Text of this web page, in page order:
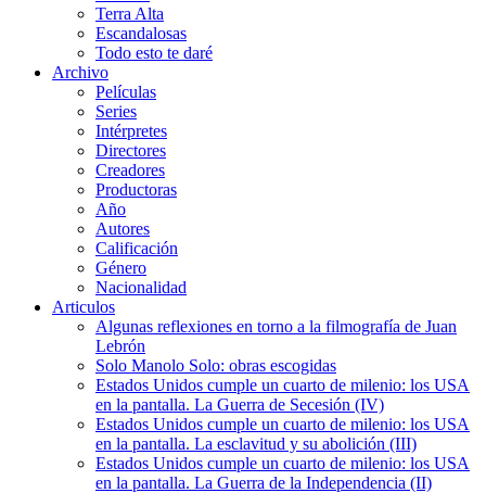
Terra Alta
Escandalosas
Todo esto te daré
Archivo
Películas
Series
Intérpretes
Directores
Creadores
Productoras
Año
Autores
Calificación
Género
Nacionalidad
Articulos
Algunas reflexiones en torno a la filmografía de Juan
Lebrón
Solo Manolo Solo: obras escogidas
Estados Unidos cumple un cuarto de milenio: los USA
en la pantalla. La Guerra de Secesión (IV)
Estados Unidos cumple un cuarto de milenio: los USA
en la pantalla. La esclavitud y su abolición (III)
Estados Unidos cumple un cuarto de milenio: los USA
en la pantalla. La Guerra de la Independencia (II)